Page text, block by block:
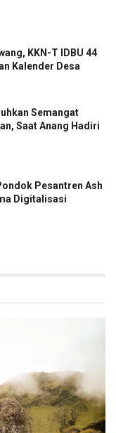
KKN-T IDBU 44
Kalender Desa
Semangat
Saat Anang Hadiri
Pesantren Ash
Digitalisasi